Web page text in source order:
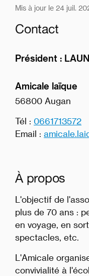
Mis à jour le 24 juil.
Contact
Président :
Amicale laïque
56800 Augan
Tél : 0661713572
Email :
À propos
L'objectif de
plus de 70 ans :
en voyage, en
spectacles, etc.
L'Amicale
convivialité à